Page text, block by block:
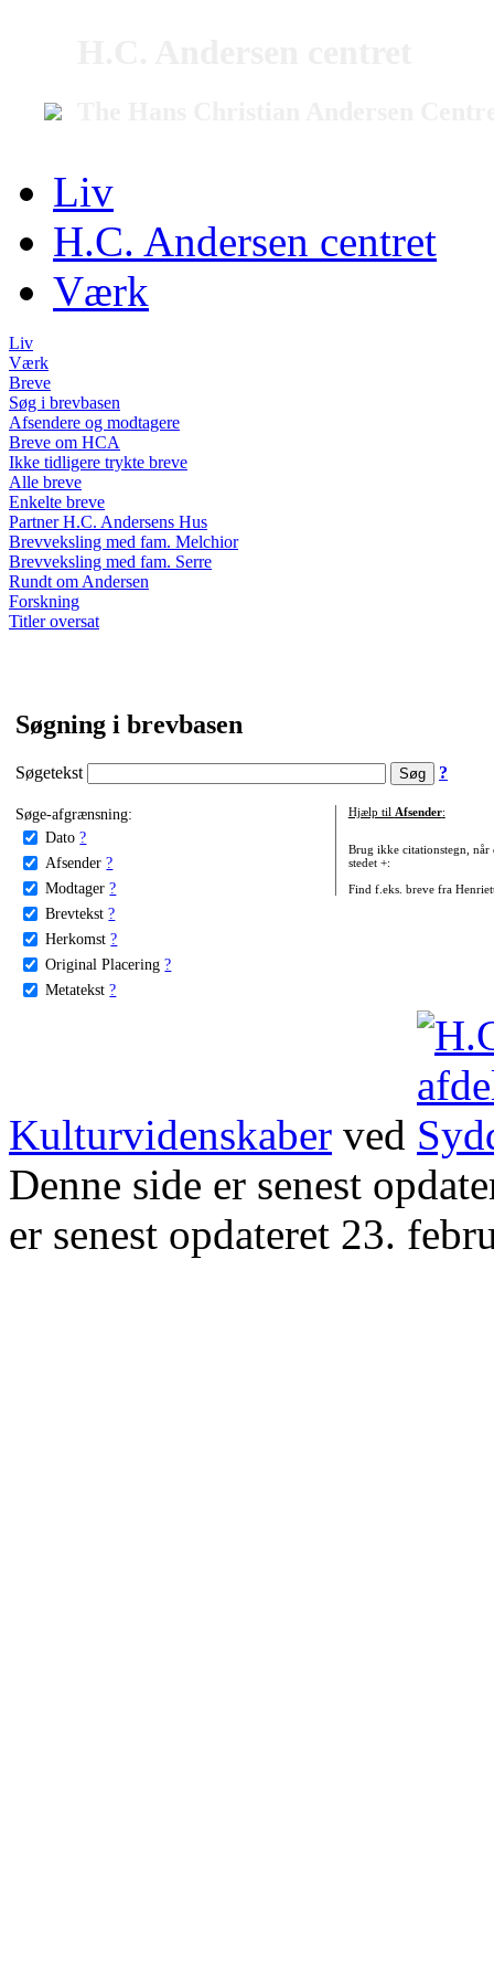
Liv
H.C. Andersen centret
Værk
Liv
Værk
Breve
Søg i brevbasen
Afsendere og modtagere
Breve om HCA
Ikke tidligere trykte breve
Alle breve
Enkelte breve
Partner H.C. Andersens Hus
Brevveksling med fam. Melchior
Brevveksling med fam. Serre
Rundt om Andersen
Forskning
Titler oversat
Søgning i brevbasen
Søgetekst ?
Søge-afgrænsning:
Dato ?
Afsender ?
Modtager ?
Brevtekst ?
Herkomst ?
Original Placering ?
Metatekst ?
Hjælp til Afsender:
Brug ikke citationstegn, når
stedet +:
Find f.eks. breve fra
Kulturvidenskaber ved
Denne side er senest
er senest opdateret 23.